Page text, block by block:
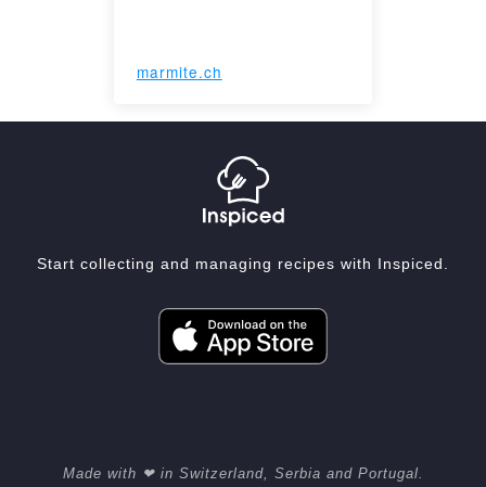
marmite.ch
Start collecting and managing recipes with Inspiced.
Made with ❤ in Switzerland, Serbia and Portugal.